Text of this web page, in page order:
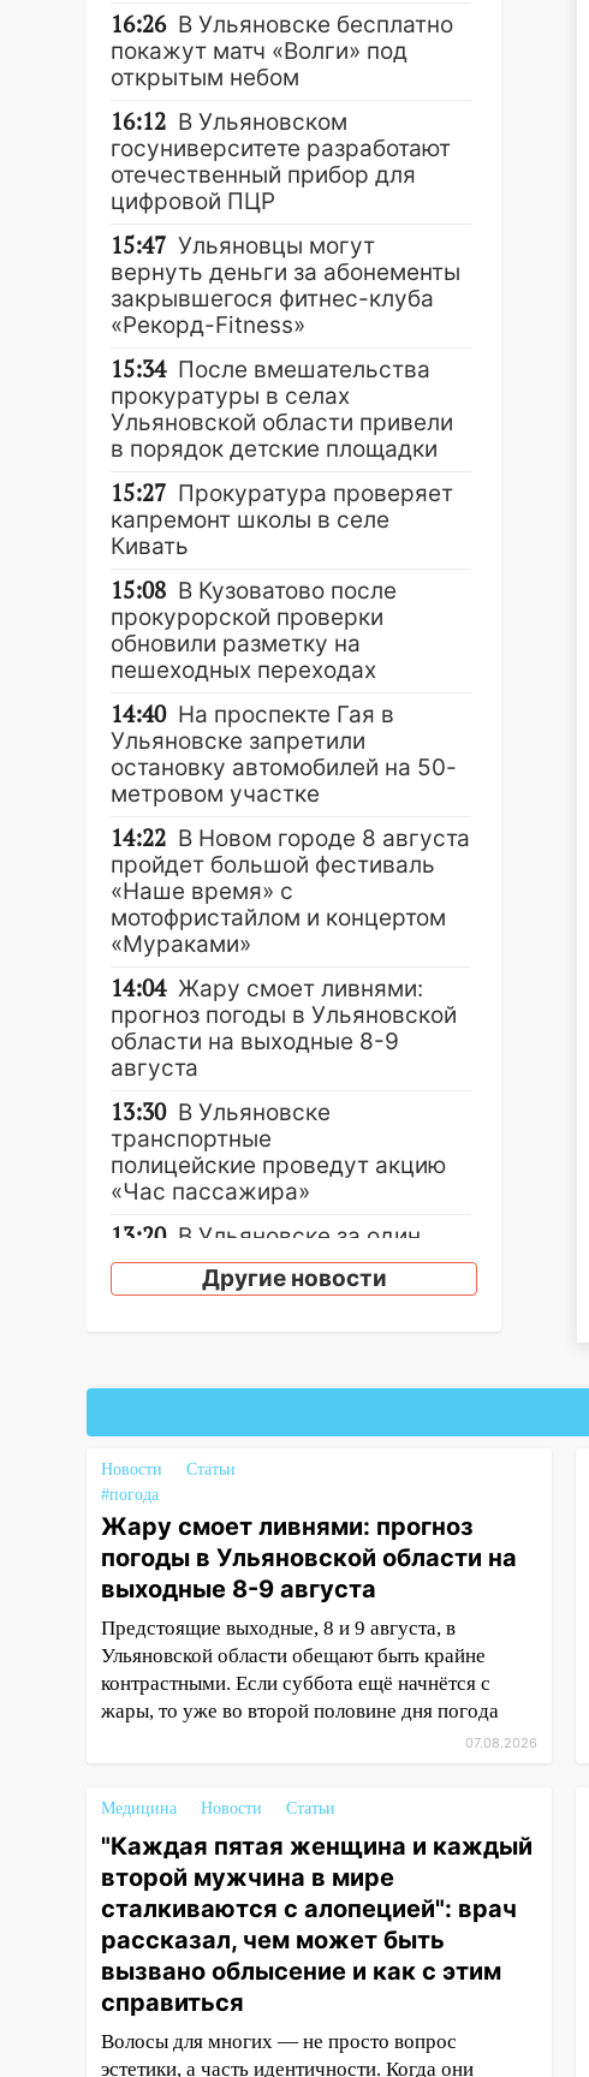
16:26 В Ульяновске бесплатно
покажут матч «Волги» под
открытым небом
16:12 В Ульяновском
госуниверситете разработают
отечественный прибор для
цифровой ПЦР
15:47 Ульяновцы могут
вернуть деньги за абонементы
закрывшегося фитнес-клуба
«Рекорд-Fitness»
15:34 После вмешательства
прокуратуры в селах
Ульяновской области привели
в порядок детские площадки
15:27 Прокуратура проверяет
капремонт школы в селе
Кивать
15:08 В Кузоватово после
прокурорской проверки
обновили разметку на
пешеходных переходах
14:40 На проспекте Гая в
Ульяновске запретили
остановку автомобилей на 50-
метровом участке
14:22 В Новом городе 8 августа
пройдет большой фестиваль
«Наше время» с
мотофристайлом и концертом
«Мураками»
14:04 Жару смоет ливнями:
прогноз погоды в Ульяновской
области на выходные 8-9
августа
13:30 В Ульяновске
транспортные
полицейские проведут акцию
«Час пассажира»
13:20 В Ульяновске за один
день обокрали женщину на
пляже и подростка в сквере
страйкбольную гранату: его
12:34
На Ульяновскую область
надвигается сильнейшая
непогода: град и шквал до 27
м/с
12:31 Ульяновец хотел купить
иномарку из Европы и потерял
760 тысяч рублей
12:20 В Чердаклинском районе
столкнулись «Лада» и
Chevrolet: пострадал 14-летний
12:00
Где есть бензин в
АЗС
11:50 Заснул рядом с ребёнком
и случайно задушил его: суд
вынес приговор
11:38 В Ленинском районе
пожар полностью уничтожил
дачный дом и сарай
Другие новости
Новости
Статьи
#погода
Жару смоет ливнями: прогноз
погоды в Ульяновской области на
выходные 8-9 августа
Предстоящие выходные, 8 и 9 августа, в
Ульяновской области обещают быть крайне
контрастными. Если суббота ещё начнётся с
жары, то уже во второй половине дня погода
07.08.2026
Медицина Новости Статьи
"Каждая пятая женщина и каждый
второй мужчина в мире
сталкиваются с алопецией": врач
рассказал, чем может быть
вызвано облысение и как с этим
справиться
Волосы для многих — не просто вопрос
эстетики, а часть идентичности. Когда они